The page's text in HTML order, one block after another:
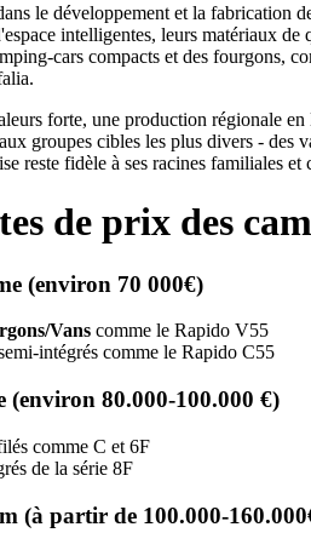
le développement et la fabrication
intelligentes, leurs matériaux
cars compacts et des fourgons,
forte, une production régionale
groupes cibles les plus divers - des
reste fidèle à ses racines familiales
de prix des
(environ 70 000€)
Vans comme le Rapido V55
intégrés comme le Rapido C55
(environ 80.000-100.000 €)
comme C et 6F
de la série 8F
(à partir de 100.000-